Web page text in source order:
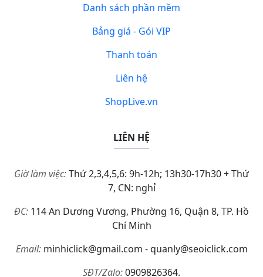
Danh sách phần mềm
Bảng giá - Gói VIP
Thanh toán
Liên hệ
ShopLive.vn
LIÊN HỆ
Giờ làm việc:Thứ 2,3,4,5,6: 9h-12h; 13h30-17h30 + Thứ
7, CN: nghỉ
ĐC: 114 An Dương Vương, Phường 16, Quận 8, TP. Hồ
Chí Minh
Email:minhiclick@gmail.com - quanly@seoiclick.com
SĐT/Zalo:0909826364.